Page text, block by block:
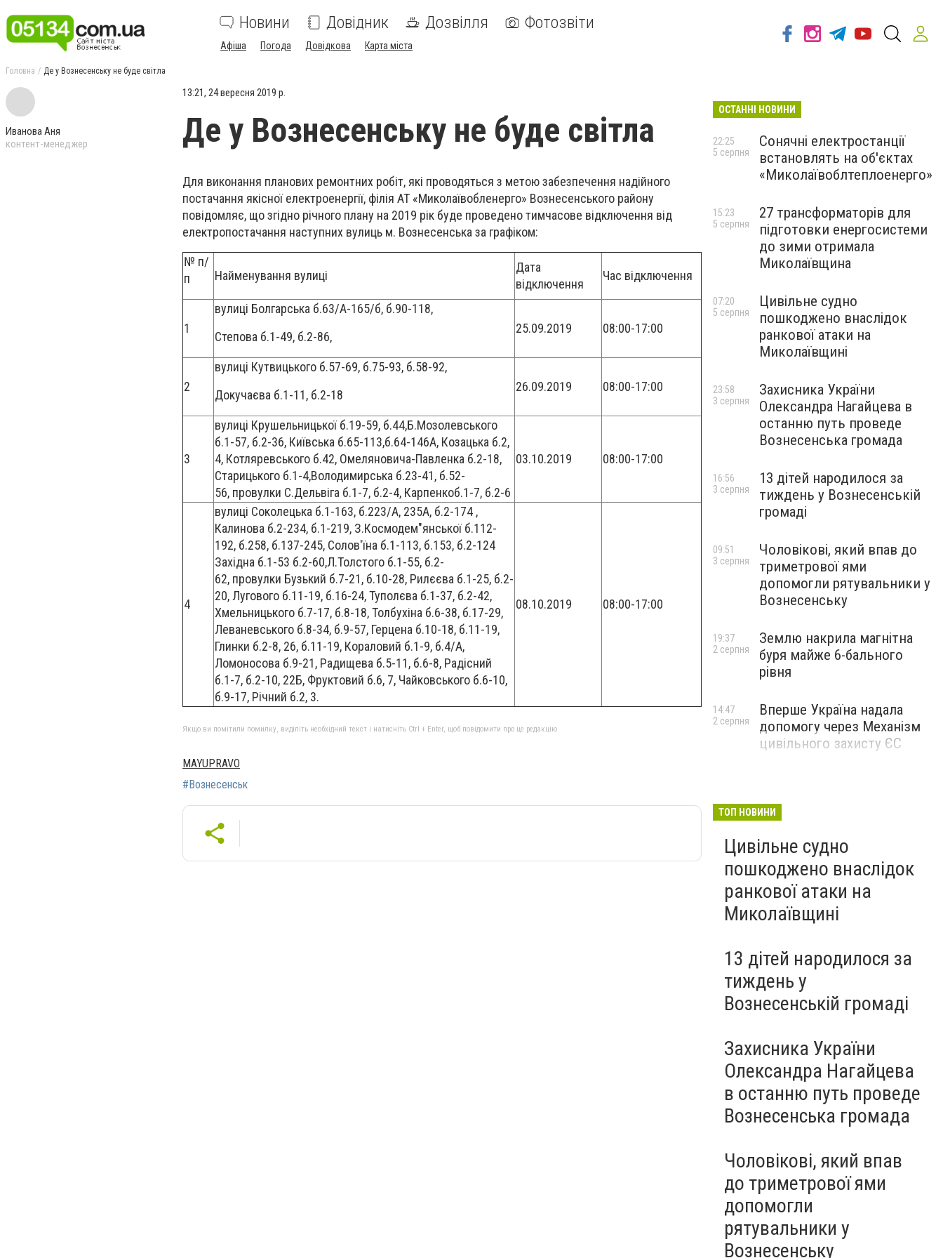
Новини Довідник Дозвілля Фотозвіти
Афіша Погода Довідкова Карта міста
Головна Де у Вознесенську не буде світла
Иванова Аня
контент-менеджер
13:21, 24 вересня 2019 р.
Де у Вознесенську не буде світла
Для виконання планових ремонтних робіт, які проводяться з метою забезпечення надійного
постачання якісної електроенергії, філія АТ «Миколаївобленерго» Вознесенського району
повідомляє, що згідно річного плану на 2019 рік буде проведено тимчасове відключення від
електропостачання наступних вулиць м. Вознесенська за графіком:
№ п/
п
Найменування вулиці
Дата
відключення
Час відключення
1
вулиці Болгарська б.63/А-165/б, б.90-118,
Степова б.1-49, б.2-86,
25.09.2019 08:00-17:00
2
вулиці Кутвицького б.57-69, б.75-93, б.58-92,
Докучаєва б.1-11, б.2-18
26.09.2019 08:00-17:00
3
вулиці Крушельницької б.19-59, б.44,Б.Мозолевського
б.1-57, б.2-36, Київська б.65-113,б.64-146А, Козацька б.2,
4, Котляревського б.42, Омеляновича-Павленка б.2-18,
Старицького б.1-4,Володимирська б.23-41, б.52-
56, провулки С.Дельвіга б.1-7, б.2-4, Карпенкоб.1-7, б.2-6
03.10.2019 08:00-17:00
4
вулиці Соколецька б.1-163, б.223/А, 235А, б.2-174 ,
Калинова б.2-234, б.1-219, З.Космодем"янської б.112-
192, б.258, б.137-245, Солов'їна б.1-113, б.153, б.2-124
Західна б.1-53 б.2-60,Л.Толстого б.1-55, б.2-
62, провулки Бузький б.7-21, б.10-28, Рилєєва б.1-25, б.2-
20, Лугового б.11-19, б.16-24, Туполєва б.1-37, б.2-42,
Хмельницького б.7-17, б.8-18, Толбухіна б.6-38, б.17-29,
Леваневського б.8-34, б.9-57, Герцена б.10-18, б.11-19,
Глинки б.2-8, 26, б.11-19, Кораловий б.1-9, б.4/А,
Ломоносова б.9-21, Радищева б.5-11, б.6-8, Радісний
б.1-7, б.2-10, 22Б, Фруктовий б.6, 7, Чайковського б.6-10,
б.9-17, Річний б.2, 3.
08.10.2019 08:00-17:00
Якщо ви помітили помилку, виділіть необхідний текст і натисніть Ctrl + Enter, щоб повідомити про це редакцію
MAYUPRAVO
#Вознесенськ
ОСТАННІ НОВИНИ
Сонячні електростанції
встановлять на об'єктах
«Миколаївоблтеплоенерго»
22:25
5 серпня
27 трансформаторів для
підготовки енергосистеми
до зими отримала
Миколаївщина
15:23
5 серпня
Цивільне судно
пошкоджено внаслідок
ранкової атаки на
Миколаївщині
07:20
5 серпня
Захисника України
Олександра Нагайцева в
останню путь проведе
Вознесенська громада
23:58
3 серпня
13 дітей народилося за
тиждень у Вознесенській
громаді
16:56
3 серпня
Чоловікові, який впав до
триметрової ями
допомогли рятувальники у
Вознесенську
09:51
3 серпня
Землю накрила магнітна
буря майже 6-бального
рівня
19:37
2 серпня
Вперше Україна надала
допомогу через Механізм
цивільного захисту ЄС
14:47
2 серпня
ТОП НОВИНИ
Цивільне судно
пошкоджено внаслідок
ранкової атаки на
Миколаївщині
13 дітей народилося за
тиждень у
Вознесенській громаді
Захисника України
Олександра Нагайцева
в останню путь проведе
Вознесенська громада
Чоловікові, який впав
до триметрової ями
допомогли
рятувальники у
Вознесенську